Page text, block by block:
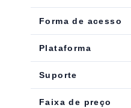
Forma de acesso
Plataforma
Suporte
Faixa de preço